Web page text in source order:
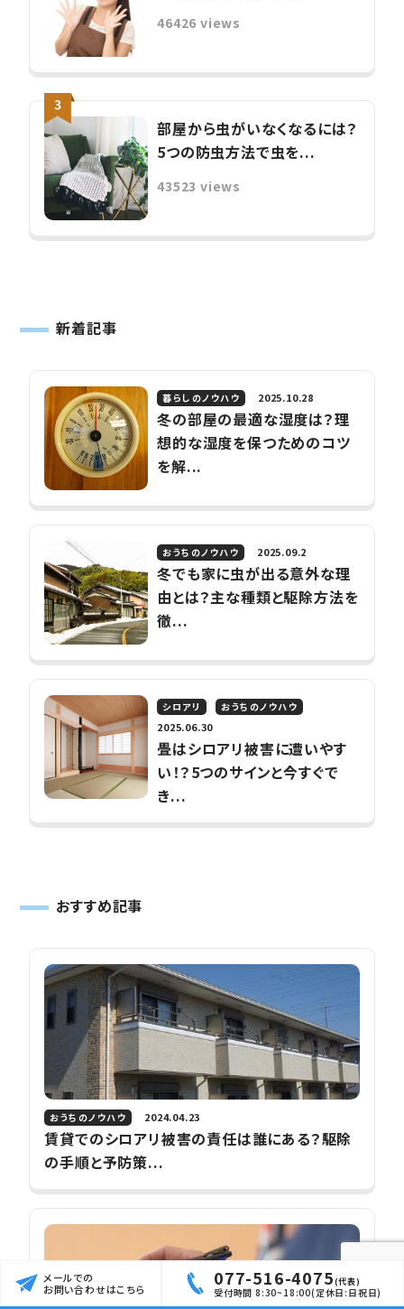
メールでの
お問い合わせはこちら
077-516-4075(代表)
受付時間 8:30~18:00(定休日:日祝日)
46426 views
部屋から虫がいなくなるには？
5つの防虫方法で虫を...
43523 views
新着記事
暮らしのノウハウ 2025.10.28
冬の部屋の最適な湿度は？理
想的な湿度を保つためのコツ
を解...
おうちのノウハウ 2025.09.2
冬でも家に虫が出る意外な理
由とは？主な種類と駆除方法を
徹...
シロアリ おうちのノウハウ
2025.06.30
畳はシロアリ被害に遭いやす
い！？5つのサインと今すぐで
き...
おすすめ記事
おうちのノウハウ 2024.04.23
賃貸でのシロアリ被害の責任は誰にある？駆除
の手順と予防策...